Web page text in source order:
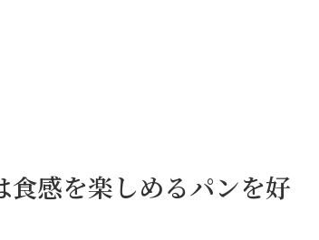
感を楽しめるパンを好